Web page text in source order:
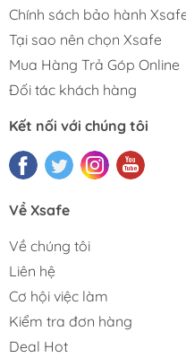
Chính sách bảo hành
Tại sao nên chọn Xsafe
Mua Hàng Trả Góp Online
Đối tác khách hàng
Kết nối với chúng tôi
Về Xsafe
Về chúng tôi
Liên hệ
Cơ hội việc làm
Kiểm tra đơn hàng
Deal Hot